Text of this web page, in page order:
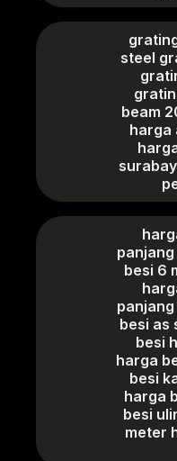
steel
beam
harga
besi 6
besi as
besi
harga
besi
harga
besi
meter